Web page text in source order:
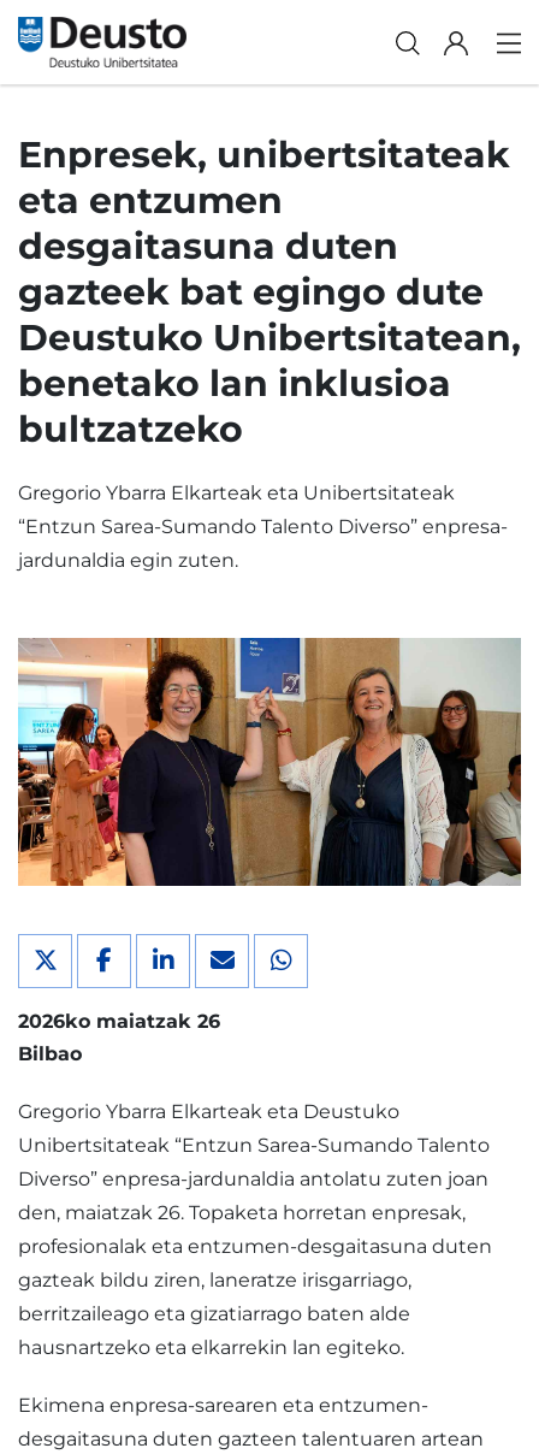
Enpresek, unibertsitateak
eta entzumen
desgaitasuna duten
gazteek bat egingo dute
Deustuko Unibertsitatean,
benetako lan inklusioa
bultzatzeko
Gregorio Ybarra Elkarteak eta Unibertsitateak
“Entzun Sarea-Sumando Talento Diverso” enpresa-
jardunaldia egin zuten.
2026ko maiatzak 26
Bilbao
Gregorio Ybarra Elkarteak eta Deustuko
Unibertsitateak “Entzun Sarea-Sumando Talento
Diverso” enpresa-jardunaldia antolatu zuten joan
den, maiatzak 26. Topaketa horretan enpresak,
profesionalak eta entzumen-desgaitasuna duten
gazteak bildu ziren, laneratze irisgarriago,
berritzaileago eta gizatiarrago baten alde
hausnartzeko eta elkarrekin lan egiteko.
Ekimena enpresa-sarearen eta entzumen-
desgaitasuna duten gazteen talentuaren artean